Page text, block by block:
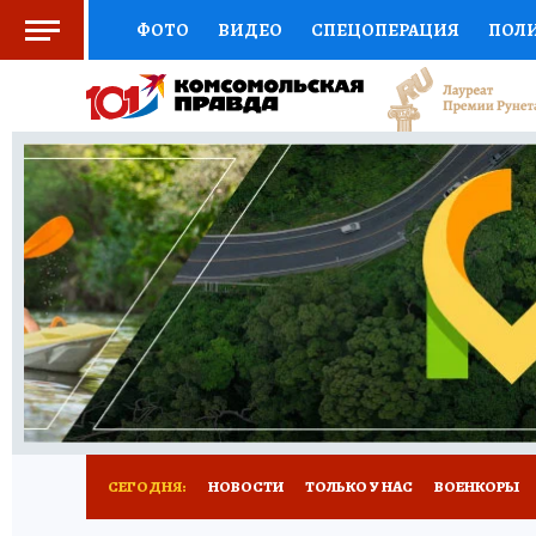
ФОТО ВИДЕО СПЕЦОПЕРАЦИЯ
СОЦПОДДЕРЖКА НАУКА СПОРТ
ВЫБОР ЭКСПЕРТОВ ДОКТОР
КНИЖНАЯ ПОЛКА ПРОГНОЗЫ НА СПОРТ
ПРЕСС-ЦЕНТР НЕДВИЖИМОСТЬ
РАДИО КП РЕКЛАМА ТЕСТЫ НОВОЕ
СЕГОДНЯ: НОВОСТИ ТОЛЬКО У НАС ВОЕНКОРЫ